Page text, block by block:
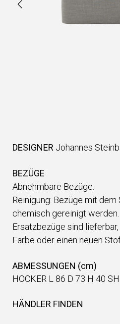
DESIGNER Johannes
BEZÜGE
Abnehmbare Bezüge.
Reinigung: Bezüge mit dem
chemisch gereinigt werden.
Ersatzbezüge sind
Farbe oder einen neuen
ABMESSUNGEN (cm)
HOCKER L 86 D 73 H 40
HÄNDLER FINDEN